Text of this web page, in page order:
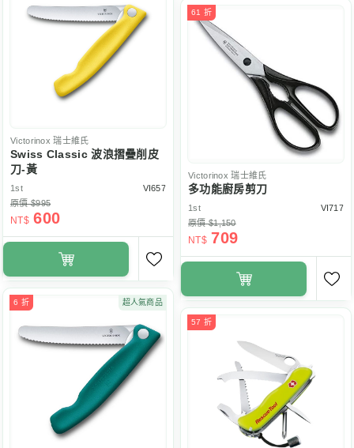
Victorinox 瑞士維氏
Swiss Classic 波浪摺疊削皮
刀-黃
1st
VI657
原價 $995
NT$ 600
61 折
Victorinox 瑞士維氏
多功能廚房剪刀
1st
VI717
原價 $1,150
NT$ 709
超人氣商品
6 折
57 折